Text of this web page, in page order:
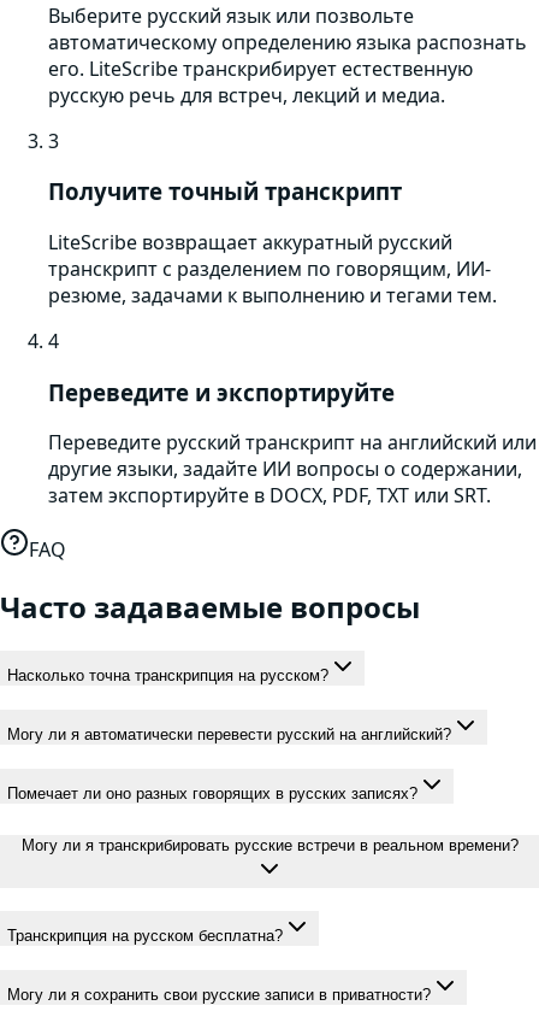
Выберите русский язык или позвольте
автоматическому определению языка распознать
его. LiteScribe транскрибирует естественную
русскую речь для встреч, лекций и медиа.
3
Получите точный транскрипт
LiteScribe возвращает аккуратный русский
транскрипт с разделением по говорящим, ИИ-
резюме, задачами к выполнению и тегами тем.
4
Переведите и экспортируйте
Переведите русский транскрипт на английский или
другие языки, задайте ИИ вопросы о содержании,
затем экспортируйте в DOCX, PDF, TXT или SRT.
FAQ
Часто задаваемые вопросы
Насколько точна транскрипция на русском?
Могу ли я автоматически перевести русский на английский?
Помечает ли оно разных говорящих в русских записях?
Могу ли я транскрибировать русские встречи в реальном времени?
Транскрипция на русском бесплатна?
Могу ли я сохранить свои русские записи в приватности?